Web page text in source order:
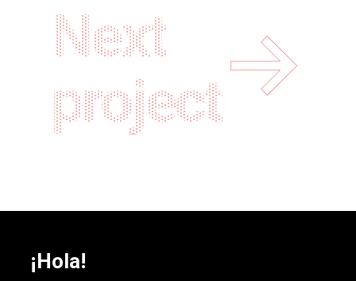
Next
project
¡Hola!